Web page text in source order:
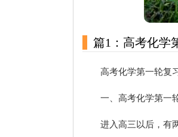
篇1：高考化学
高考化学第一轮复
一、高考化学第一
进入高三以后，有